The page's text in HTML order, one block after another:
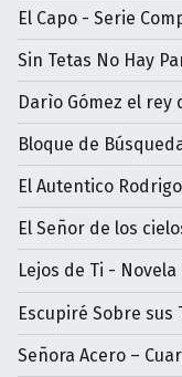
El Capo - Serie
Sin Tetas No Hay
Darìo Gómez el rey
Bloque de
El Autentico
El Señor de los
Lejos de Ti -
Escupiré Sobre sus
Señora Acero –